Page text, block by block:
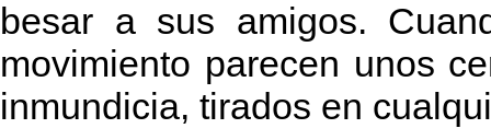
besar a sus amigos.
movimiento parecen unos
inmundicia, tirados en